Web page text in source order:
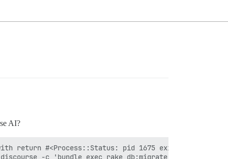
AI?
return #<Process::Status: pid 1675 exit 1>